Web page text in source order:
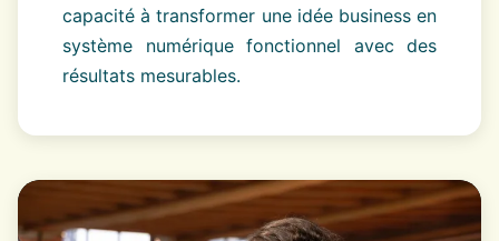
capacité à transformer une idée business en
système numérique fonctionnel avec des
résultats mesurables.